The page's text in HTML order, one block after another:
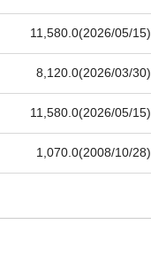
11,580.0(2026/05/15)
8,120.0(2026/03/30)
11,580.0(2026/05/15)
1,070.0(2008/10/28)